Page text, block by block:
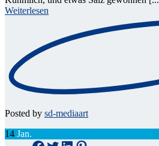
Weiterlesen
Posted by sd-mediaart
14 Jan.